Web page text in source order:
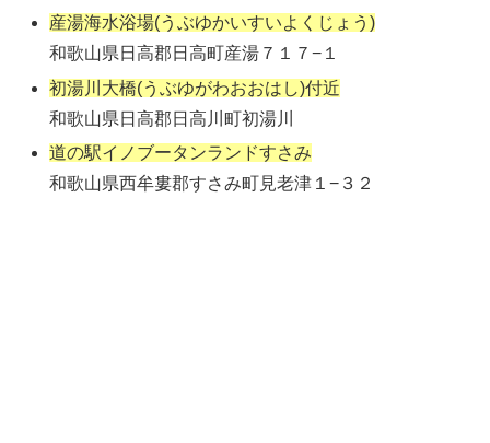
産湯海水浴場(うぶゆかいすいよくじょう)
和歌山県日高郡日高町産湯７１７−１
初湯川大橋(うぶゆがわおおはし)付近
和歌山県日高郡日高川町初湯川
道の駅イノブータンランドすさみ
和歌山県西牟婁郡すさみ町見老津１−３２